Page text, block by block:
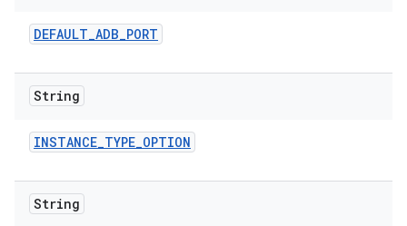
DEFAULT_ADB_PORT
String
INSTANCE_TYPE_OPTION
String